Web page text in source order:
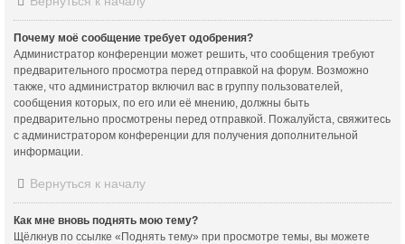
Почему моё сообщение требует одобрения?
Администратор конференции может решить, что сообщения требуют
предварительного просмотра перед отправкой на форум. Возможно
также, что администратор включил вас в группу пользователей,
сообщения которых, по его или её мнению, должны быть
предварительно просмотрены перед отправкой. Пожалуйста, свяжитесь
с администратором конференции для получения дополнительной
информации.
Вернуться к началу
Как мне вновь поднять мою тему?
Щёлкнув по ссылке «Поднять тему» при просмотре темы, вы можете